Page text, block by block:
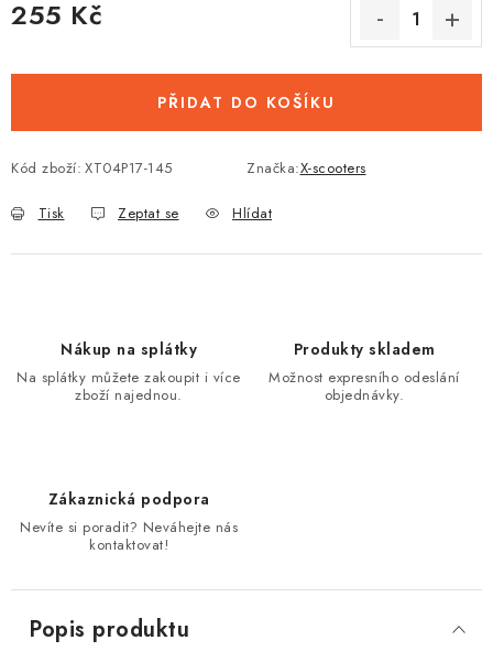
255 Kč
PŘIDAT DO KOŠÍKU
Kód zboží: XT04P17-145 Značka:X-scooters
Tisk Zeptat se Hlídat
Nákup na splátky
Na splátky můžete zakoupit i více
zboží najednou.
Produkty skladem
Možnost expresního odeslání
objednávky.
Zákaznická podpora
Nevíte si poradit? Neváhejte nás
kontaktovat!
Popis produktu